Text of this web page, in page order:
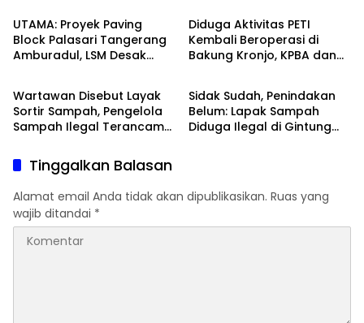
Dugaan Pembungkaman
Pers
Berserikat
UTAMA: Proyek Paving
Block Palasari Tangerang
Amburadul, LSM Desak
Diduga Aktivitas PETI
Kembali Beroperasi di
Bakung Kronjo, KPBA dan
Peristiwa
Wartawan Disebut Layak
Sortir Sampah, Pengelola
Sampah Ilegal Terancam
Banten Raya
Sidak Sudah, Penindakan
Belum: Lapak Sampah
Diduga Ilegal di Gintung
Tinggalkan Balasan
Alamat email Anda tidak akan dipublikasikan. Ruas yang
wajib ditandai *